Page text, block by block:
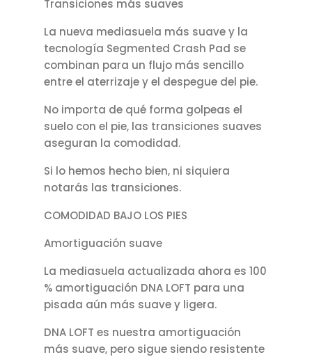
Transiciones más suaves
La nueva mediasuela más suave y la
tecnología Segmented Crash Pad se
combinan para un flujo más sencillo
entre el aterrizaje y el despegue del pie.
No importa de qué forma golpeas el
suelo con el pie, las transiciones suaves
aseguran la comodidad.
Si lo hemos hecho bien, ni siquiera
notarás las transiciones.
COMODIDAD BAJO LOS PIES
Amortiguación suave
La mediasuela actualizada ahora es 100
% amortiguación DNA LOFT para una
pisada aún más suave y ligera.
DNA LOFT es nuestra amortiguación
más suave, pero sigue siendo resistente